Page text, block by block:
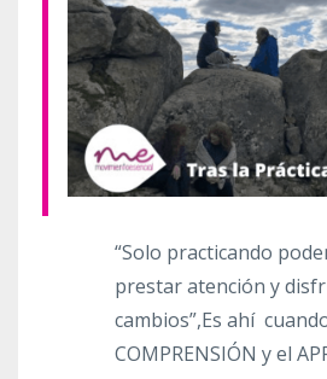
“Solo practicando
prestar atención y
cambios”,Es ahí
COMPRENSIÓN y el